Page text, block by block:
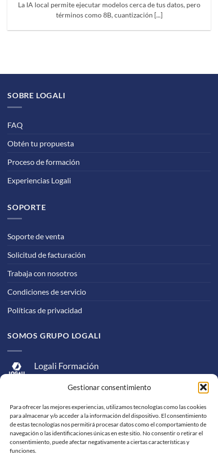
Gestionar consentimiento
Para ofrecer las mejores experiencias, utilizamos tecnologías como las cookies
para almacenar y/o acceder a la información del dispositivo. El consentimiento
de estas tecnologías nos permitirá procesar datos como el comportamiento de
navegación o las identificaciones únicas en este sitio. No consentir o retirar el
consentimiento, puede afectar negativamente a ciertas características y
funciones.
La IA local permite ejecutar modelos cerca de tus datos, pero
términos como 8B, cuantización [...]
SOBRE LOGALI
FAQ
Obtén tu propuesta
Proceso de formación
Experiencias Logali
SOPORTE
Soporte de venta
Solicitud de facturación
Trabaja con nosotros
Condiciones de servicio
Políticas de privacidad
SOMOS GRUPO LOGALI
Logali Formación
Logali Consultoría
Logali Ingeniería